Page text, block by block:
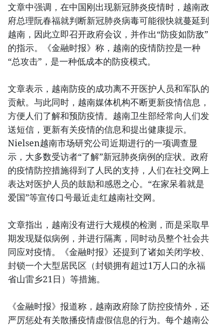
文章中强调，在中国刚出现新冠肺炎疫情时，越南政
府总理阮春福就判断新冠肺炎病毒可能很快就蔓延到
越南，因此立即召开政府会议，并作出“防疫如防敌”
的指示。《金融时报》称，越南的疫情防控是一种
“总攻击”，是一种低成本的防疫模式。
文章表示，越南防疫的成功离不开医护人员和军队的
贡献。与此同时，越南媒体机构不断更新疫情信息，
方便人们了解和预防疫情。越南卫生部经常向人们发
送短信，更新有关疫情的信息和提出健康提示。
Nielsen越南市场研究公司近期进行的一项调查显
示，大多数受访者“了解”新冠肺炎病例的症状。政府
的疫情防控措施得到了人民的支持，人们在社交网上
表达对医护人员的鼓励和感恩之心。“在家呆着就是
爱国”等宣传口号最近走红越南社交网。
文章指出，越南没有进行大规模的检测，而是采取早
期发现疑似病例，并进行隔离，同时动员整个社会共
同应对疫情。《金融时报》还提到了诸如关闭学校、
封锁一个大型居民区（封锁拥有超过1万人口的永福
省山雷乡21日）等措施。
《金融时报》报道称，越南政府除了防控疫情外，还
严厉惩处有关散播疫情虚假信息的行为。每个越南公